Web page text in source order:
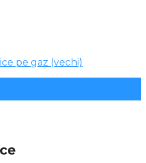
pe gaz (vechi)